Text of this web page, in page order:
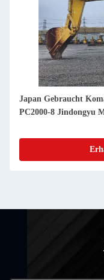
Japan Gebraucht
PC240-8 Jindongyu